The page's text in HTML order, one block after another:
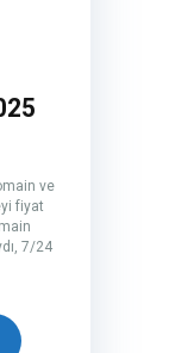
ve
fiyat
7/24